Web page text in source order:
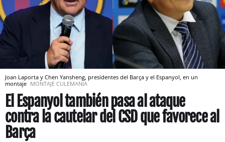
Joan Laporta y Chen Yansheng, presidentes del Barça y el Espanyol, en un
montaje MONTAJE CULEMANIA
El Espanyol también pasa al ataque
contra la cautelar del CSD que favorece al
Barça